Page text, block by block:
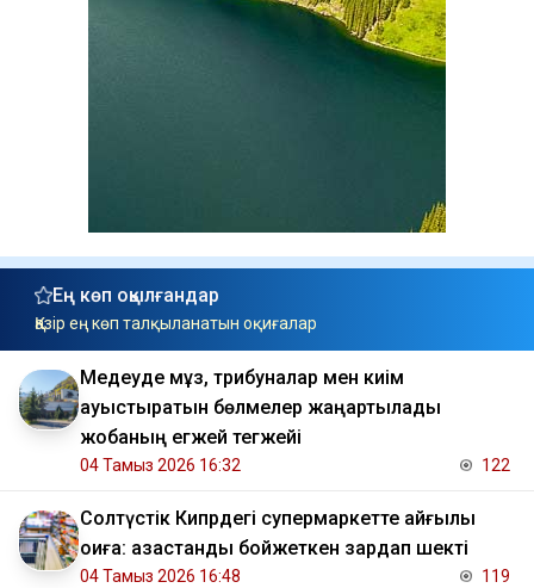
Ең көп оқылғандар
Қазір ең көп талқыланатын оқиғалар
Медеуде мұз, трибуналар мен киім
ауыстыратын бөлмелер жаңартылады
жобаның егжей тегжейі
04 Тамыз 2026 16:32 122
Солтүстік Кипрдегі супермаркетте қайғылы
оқиға: қазақстандық бойжеткен зардап шекті
04 Тамыз 2026 16:48 119